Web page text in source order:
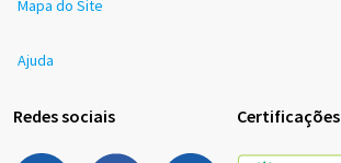
Mapa do Site
Ajuda
Redes sociais Certificações